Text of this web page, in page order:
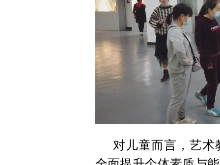
对儿童而言，艺